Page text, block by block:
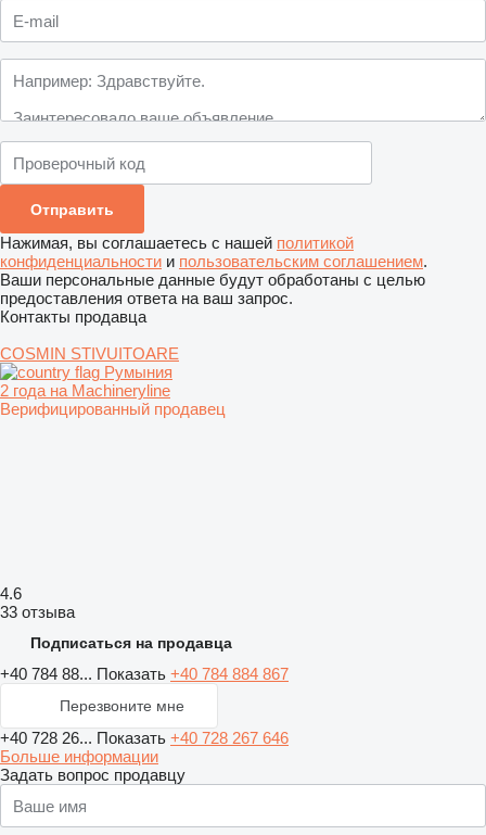
Нажимая, вы соглашаетесь с нашей политикой
конфиденциальности и пользовательским соглашением.
Ваши персональные данные будут обработаны с целью
предоставления ответа на ваш запрос.
Контакты продавца
COSMIN STIVUITOARE
Румыния
2 года на Machineryline
Верифицированный продавец
4.6
33 отзыва
Подписаться на продавца
+40 784 88... Показать +40 784 884 867
Перезвоните мне
+40 728 26... Показать +40 728 267 646
Больше информации
Задать вопрос продавцу